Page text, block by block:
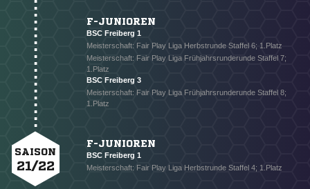
F-JUNIOREN
BSC Freiberg 1
Meisterschaft: Fair Play Liga Herbstrunde Staffel 6; 1.Platz
Meisterschaft: Fair Play Liga Frühjahrsrunderunde Staffel 7;
1.Platz
BSC Freiberg 3
Meisterschaft: Fair Play Liga Frühjahrsrunderunde Staffel 8;
1.Platz
SAISON
21/22
F-JUNIOREN
BSC Freiberg 1
Meisterschaft: Fair Play Liga Herbstrunde Staffel 4; 1.Platz